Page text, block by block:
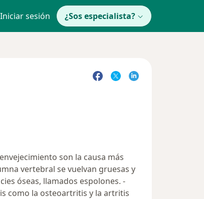
Iniciar sesión ¿Sos especialista?
son la causa más
vertebral se vuelvan gruesas y
óseas, llamados espolones. -
como la osteoartritis y la artritis